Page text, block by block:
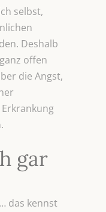
selbst,
Deshalb
offen
die Angst,
gar
das kennst